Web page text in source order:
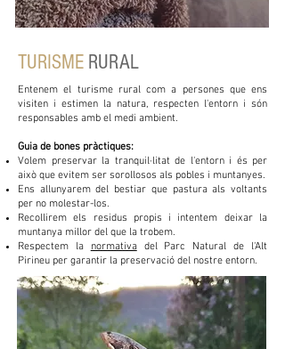
TURISME RURAL
Entenem el turisme rural com a persones que ens
visiten i estimen la natura, respecten l'entorn i són
responsables amb el medi ambient.
Guia de bones pràctiques:
Volem preservar la tranquil·litat de l'entorn i és per
això que evitem ser sorollosos als pobles i muntanyes.
Ens allunyarem del bestiar que pastura als voltants
per no molestar-los.
Recollirem els residus propis i intentem deixar la
muntanya millor del que la trobem.
Respectem la normativadel Parc Natural de l'Alt
Pirineu per garantir la preservació del nostre entorn.